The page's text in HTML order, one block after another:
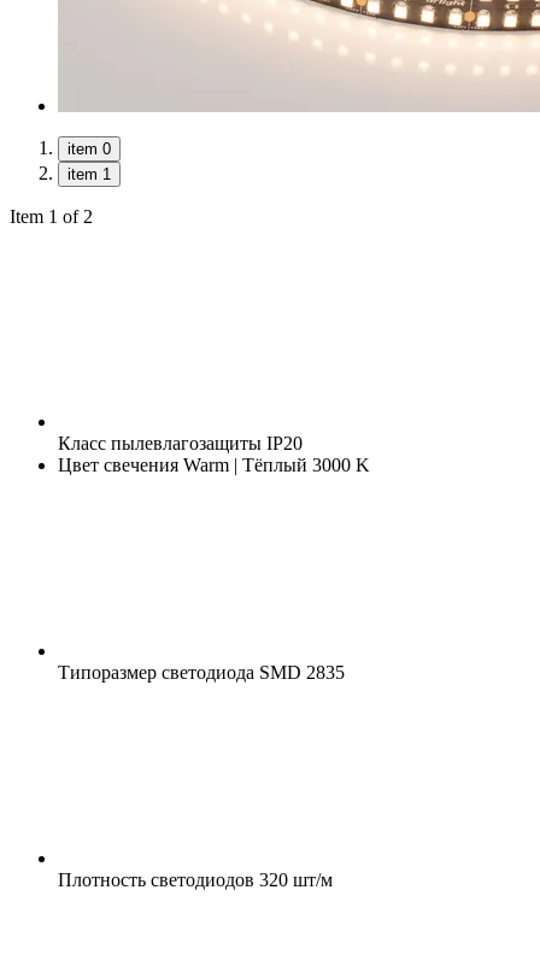
item 0
item 1
Item 1 of 2
Класс пылевлагозащиты IP20
Цвет свечения Warm | Тёплый 3000 K
Типоразмер светодиода SMD 2835
Плотность светодиодов 320 шт/м